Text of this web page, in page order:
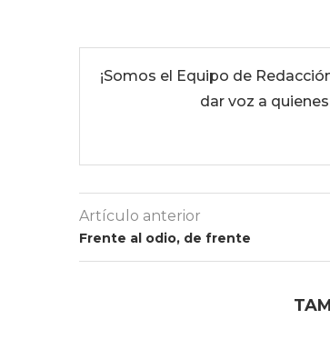
¡Somos el Equipo de
dar voz a
Artículo anterior
Frente al odio, de frente